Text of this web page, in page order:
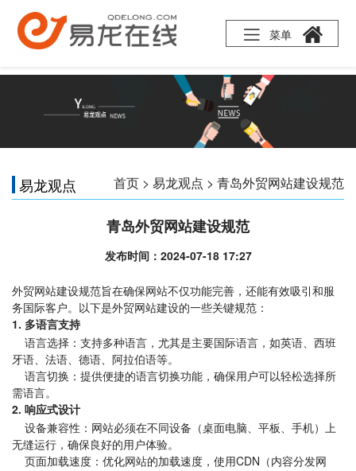
菜单
易龙观点 首页 > 易龙观点 > 青岛外贸网站建设规范
青岛外贸网站建设规范
发布时间：2024-07-18 17:27
外贸网站建设规范旨在确保网站不仅功能完善，还能有效吸引和服
务国际客户。以下是外贸网站建设的一些关键规范：
1. 多语言支持
语言选择：支持多种语言，尤其是主要国际语言，如英语、西班
牙语、法语、德语、阿拉伯语等。
语言切换：提供便捷的语言切换功能，确保用户可以轻松选择所
需语言。
2. 响应式设计
设备兼容性：网站必须在不同设备（桌面电脑、平板、手机）上
无缝运行，确保良好的用户体验。
页面加载速度：优化网站的加载速度，使用CDN（内容分发网